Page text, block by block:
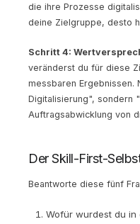
die ihre Prozesse
deine Zielgruppe, desto
Schritt 4:
veränderst du für diese
messbaren Ergebnissen.
Digitalisierung", sondern
Auftragsabwicklung von
Der Skill-First-
Beantworte diese fünf
Wofür wurdest du in